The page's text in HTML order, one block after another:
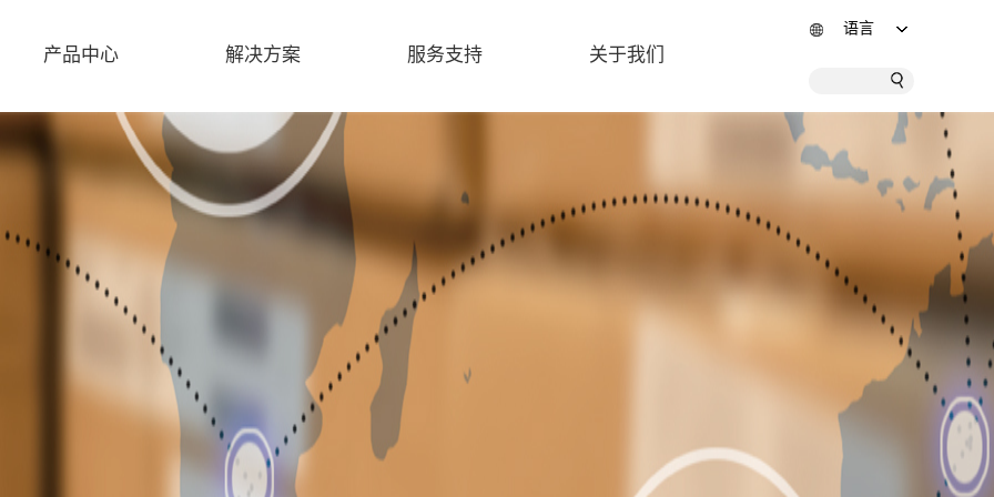
语言
产品中心 解决方案 服务支持 关于我们